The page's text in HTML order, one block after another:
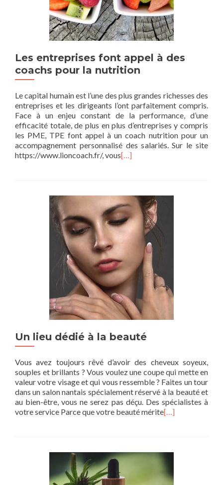
Les entreprises font appel à des
coachs pour la nutrition
Le capital humain est l’une des plus grandes richesses des
entreprises et les dirigeants l’ont parfaitement compris.
Face à un enjeu constant de la performance, d’une
efficacité totale, de plus en plus d’entreprises y compris
les PME, TPE font appel à un coach nutrition pour un
accompagnement personnalisé des salariés. Sur le site
https://www.lioncoach.fr/, vous[…]
Un lieu dédié à la beauté
Vous avez toujours rêvé d’avoir des cheveux soyeux,
souples et brillants ? Vous voulez une coupe qui mette en
valeur votre visage et qui vous ressemble ? Faites un tour
dans un salon nantais spécialement réservé à la beauté et
au bien-être, vous ne serez pas déçu. Des spécialistes à
votre service Parce que votre beauté mérite[…]